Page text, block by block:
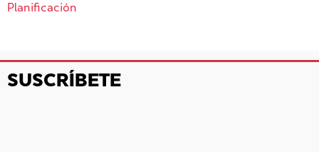
Planificación
SUSCRÍBETE